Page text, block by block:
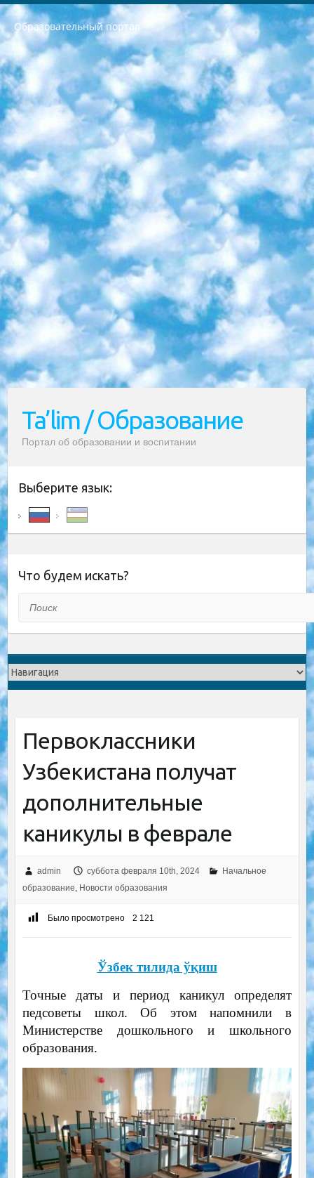
Образовательный портал
РЕСПУБЛИКА УЗБЕКИСТАН МИНИСТРЕРСТВО ДОШКОЛЬНОГО И ШКОЛЬНОГО ОБРАЗОВАНИЯ КОМАНДА в общеобразовательных учреждениях в 2023-2024 учебном году организация и проведение итоговой государственной аттестации обучающихся о Министра дошкольного и школьного образования Республики Узбекистан от 4 марта 2008 года (постановлением Минюста от 20 марта 2008 года № 1778 государственной регистрации) «Итоговое состояние учащихся общего среднего образования на основании положения об утверждении положения об аттестации общего среднего образования выпускной экзамен студентов в образовательных учреждениях в 2023-2024 учебном году В целях организации и прохождения аттестации приказываю: 1. Следующее: перечень предметов, по которым будет проводиться итоговая государственная аттестация и экзамен формы перевода согласно приложению 1; сертификаты международного образца, оценивающие уровень владения иностранными языками перечень согласно приложению 2; 2. Педагогический при специализированных образовательных учреждениях. научно-практический центр квалификации и международной оценки (Д.Давидова) 2024 г. До 25 марта: задания по предметам, по которым будет проводиться итоговая аттестация разработка и утверждение технических условий; итоговая аттестация на основании разработанного предметного задания разработка вопросов по предметам (устно и письменно), экзамен передача; общеобразовательные средние школы и специальные учебные заведения учащиеся выпускных классов школ и интернатов в агентской системе подготовка базы данных экзаменационных материалов и критериев оценки; перевод базы экзаменационных материалов на все языки обучения подать в Республиканский образовательный центр для изготовления; варианты экзаменов на основе разработанных контрольных материалов пусть будут поставлены задачи формирования. 3. Республиканский образовательный центр (Ш.Худайкулов) до 5 апреля 2024 года. до: база данных предоставленных экзаменационных материалов на все языки обучения перевод и экспертиза; для слепых, слабовидящих, глухих, слабослышащих и умственно отсталых детей учащиеся выпускных классов специализированных школ и школ-интернатов база данных экзаменационных материалов на всех преподаваемых языках подготовка критериев оценки; специализированные школы для умственно отсталых детей и технологии для учащихся выпускных классов школ-интернатов разработка соответствующих рекомендаций и критериев проведения ЕГЭ по естествознанию давать задания. 4. Педагогический при специализированных образовательных учреждениях. Научно-практический центр навыков и международной оценки (Д.Давидова), Республика образовательный центр (Худайкулов Ш.) итоговый государственный аттестационный экзамен ориентирован на творческое и логическое мышление при подготовке базы материалов учитывать введение заданий. 5. Следует отметить, что: сертификат государственного образца о знании общеобразовательного предмета и как минимум национальный уровень B1 по предметам на иностранных языках, указанным в Приложении 2. или международно признанный сертификат эквивалентного уровня студенты, изучающие определенный предмет, освобождаются от экзамена; по соответствующим предметам запланирована итоговая государственная аттестация за день до дня, путем жеребьевки Рабочей группой (в письменной форме по предметам, проводимым в форме) из числа сформированных вариантов выбрано 2 варианта; 2 выбранных варианта экзамена анонсированы на официальном сайте министерства и все выпускники по всей стране на основе этих вариантов проводит итоговую государственную аттестацию. 6. Государственное образование учащихся средних общеобразовательных учреждений. знания в соответствии с квалификационными требованиями, которые необходимо приобрести на основании стандартов итоговый (выпускной) контроль для 9 и 11 классов в целях тестирования Экзамены (далее – экзамены) состоят из предметов, перечисленных в приложении 1. будет сделано. 7. Экзамены пройдут с 26 мая по 15 июня 2024 г. (кроме науки физического воспитания). 8. Физическая для учащихся 9 классов общесредних образовательных учреждений. Экзамены по предмету «Образование, квалификация медицина» 1-6 мая 2024 года. сотрудники перевести под присмотр (с отклонениями в физическом или умственном развитии) специализированная школа для детей, школы-интернаты и со сколиозом школы-интернаты санаторного типа для больных детей исключены). 9. Он был слепым, слабовидящим и имел нарушения опорно-двигательного аппарата. экзамены в специализированных школах и интернатах для детей должны проводиться исходя из требований, предъявляемых к общеобразовательным учреждениям (физкультура кроме науки). 10. Специализированная школа для глухих и слабослышащих детей. и экзамены в интернатах и быть реализован в виде письменного теста по математике. 11. Специальность для умственно отсталых детей. Для 9 класса Родной язык и литературное письмо Государственный язык (язык обучения – узбекский). для неклассов) написано Математическое письмо Письменная/устная история Узбекистана Физическое воспитание практично Итоговый контроль Для 11 класса Написание родного языка и литературы (эссе) Математическое письмо Узбекский язык (обучение на узбекском языке) не посещающее общее среднее образование для учреждений)/Образовательное учреждение выбор письменный и устный Иностранный язык письменный/устный Письменная/устная история Узбекистана *По выбору студента:  Химия  Физика  Основы государственного права  География 10 бесплатных образовательных ресурсов - Мы составили подборку онлайн-проектов с интерактивными упражнениями, видеолекциями и статьями. Они помогут вам обрести новые и освежить старые знания бесплатно. 1. «ИНТУИТ» Старейшая образовательная площадка Рунета. Здесь вы найдёте сотни текстовых и видеокурсов на десятки различных тем — от программирования до психологии. Многие курсы подготовлены российскими университетами и крупными международными компаниями вроде Intel и Microsoft. Самостоятельное обучение бесплатное, но желающие могут оплатить услуги персональных наставников. 2. «Смартия» знакомит с актуальными профессиями и подсказывает, как им обучаться. Выбрав заинтересовавшую вас специальность — SMM-специалист, фотограф, веб-дизайнер или другую, — увидите список необходимых для неё умений. Чтобы вы могли освоить их самостоятельно, для каждого умения площадка отображает подборку ссылок на учебные материалы. Хотя «Смартия» ориентируется на русскоязычную аудиторию, часть контента всё же доступна только на английском. 3. «Лекторий Физтеха» Проект Московского физико-технического института (Физтеха). С его помощью вы можете смотреть онлайн серии лекций, записанные на видео в этом вузе. В числе доступных предметов — физика, биология, химия, информационные технологии и другие. К некоторым лекциям администрация ресурса прилагает готовые конспекты, которые можно скачивать в PDF-формате. 4. ITMOcourses Онлайн-площадка Санкт-Петербургского национального исследовательского университета информационных технологий, механики и оптики (ИТМО). Ресурс предоставляет свободный доступ к курсам, разработанным в этом вузе. Каталог материалов разбит на четыре категории: «Оптические системы и технологии», «Приборостроение и робототехника», «Информационные технологии» и «Биотехнологии». Курсы состоят из видеолекций, интерактивных демонстраций и заданий. 5. «КиберЛенинка» Электронная научная библиотека открытого доступа. Каталог площадки регулярно обрастает текстами статей из различных научных изданий. Сгруппированные по журналам и рубрикам публикации можно читать онлайн или скачивать целиком в PDF-формате. Проект нацелен на популяризацию науки за счёт открытого доступа к качественной информации. 6. «ПостНаука» На этом ресурсе публикуют подборки видеолекций, составленные экспертами из разных отраслей и объединённые общими темами. Среди них, к примеру, есть серии «Биоинформатика и геномика», «Культура средневековой Скандинавии» и Cinema Studies о теории кино. Каждая подборка лекций — логически связанная история, рассказанная экспертом от первого лица. Кроме того, на сайте появляются научно-образовательные статьи и тесты на разные темы. 7. «Newочём» Команда проекта «Newочём» отбирает самые интересные тексты из англоязычных СМИ и переводит те из них, за которые голосуют участники сообщества «ВКонтакте». По большей части это научно-популярные статьи. Редакторы придумывают лишь заголовки, в остальном содержание переводов соответствует оригиналам. Полные тексты можно читать прямо в социальной сети. 8. InternetUrok Онлайн-база материалов по основным дисциплинам школьной программы. Информация на сайте структурирована по классам, предметам и темам (урокам). Каждый урок состоит из видеолекций и конспектов. Есть также интерактивные тренажёры и тесты для закрепления пройденного материала. Даже если вы давно окончили школу, возможность повторить программу старших классов всегда может пригодиться. 9. Edutainme Ещё один ресурс об образовании. В отличие от Newtonew, как мне кажется, Edutainme больше ориентируется на представителей индустрии: педагогов, предпринимателей, разработчиков образовательных проектов. Но и любой, кто просто стремится к саморазвитию, найдёт на сайте много полезного и интересного для себя. Например, информацию о новых курсах и образовательных сервисах. 10. Newtonew Онлайн-медиа об образовании и обучении в широком смысле. Авторы Newtonew пишут об инструментах, заведениях, тактиках и стратегиях, которые помогают учить других и получать новые знания самостоятельно. На этой площадке вы найдёте новости, обзоры, аналитические мат
Ta’lim / Образование
Портал об образовании и воспитании
Выберите язык:
Что будем искать?
Первоклассники
Узбекистана получат
дополнительные
каникулы в феврале
admin суббота февраля 10th, 2024
Начальное
образование, Новости образования
Было просмотрено 2 121
Ўзбек тилида ўқиш
Точные даты и период каникул определят
педсоветы школ. Об этом напомнили в
Министерстве дошкольного и школьного
образования.